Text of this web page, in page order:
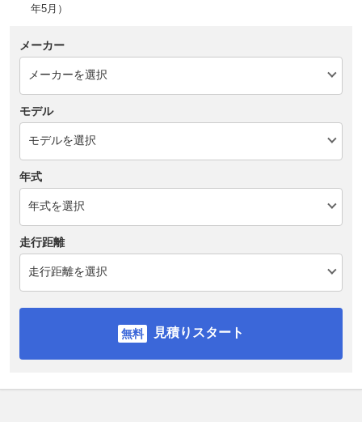
年5月）
メーカー
モデル
年式
走行距離
見積りスタート